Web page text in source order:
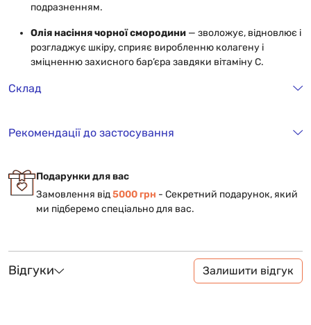
подразненням.
Олія насіння чорної смородини — зволожує, відновлює і
розгладжує шкіру, сприяє виробленню колагену і
зміцненню захисного бар’єра завдяки вітаміну С.
Склад
Рекомендації до застосування
Подарунки для вас
Замовлення від5000 грн - Cекретний подарунок, який
ми підберемо спеціально для вас.
Відгуки Залишити відгук